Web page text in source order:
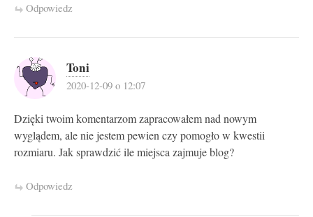
Odpowiedz
Toni
2020-12-09 o 12:07
Dzięki twoim komentarzom zapracowałem nad nowym
wyglądem, ale nie jestem pewien czy pomogło w kwestii
rozmiaru. Jak sprawdzić ile miejsca zajmuje blog?
Odpowiedz